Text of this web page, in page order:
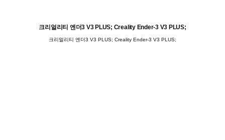
크리얼리티 엔더3 V3 PLUS; Creality Ender-3 V3 PLUS;
크리얼리티 엔더3 V3 PLUS; Creality Ender-3 V3 PLUS;